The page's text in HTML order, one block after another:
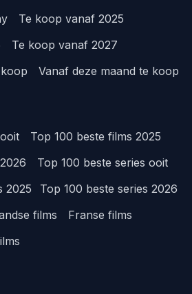
Te koop vanaf 2025
Te koop vanaf 2027
Vanaf deze maand te koop
Top 100 beste films 2025
Top 100 beste series ooit
2025
Top 100 beste series 2026
films
Franse films